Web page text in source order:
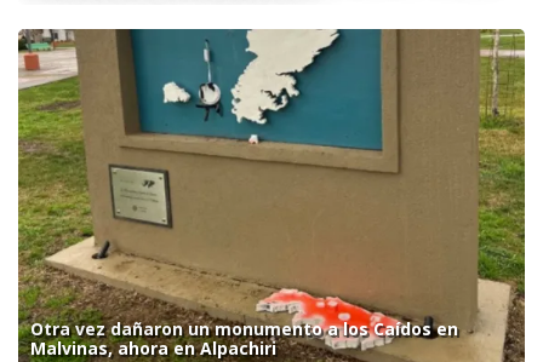
Otra vez dañaron un monumento a los Caídos en
Malvinas, ahora en Alpachiri